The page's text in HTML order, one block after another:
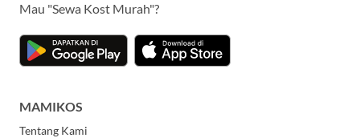
Mau "Sewa Kost Murah"?
MAMIKOS
Tentang Kami